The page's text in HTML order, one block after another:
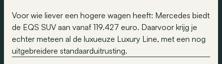
Voor wie liever een hogere wagen heeft: Mercedes biedt
de EQS SUV aan vanaf 119.427 euro. Daarvoor krijg je
echter meteen al de luxueuze Luxury Line, met een nog
uitgebreidere standaarduitrusting.